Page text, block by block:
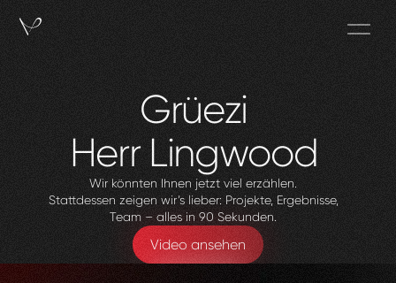
Grüezi
Herr Lingwood
Wir könnten Ihnen jetzt viel erzählen.
Stattdessen zeigen wir’s lieber: Projekte, Ergebnisse,
Team – alles in 90 Sekunden.
Video ansehen